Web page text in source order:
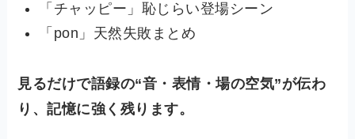
「チャッピー」恥じらい登場シーン
「pon」天然失敗まとめ
見るだけで語録の“音・表情・場の空気”が伝わ
り、記憶に強く残ります。